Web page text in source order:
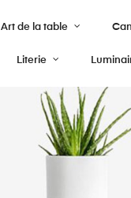
Art de la table
Literie